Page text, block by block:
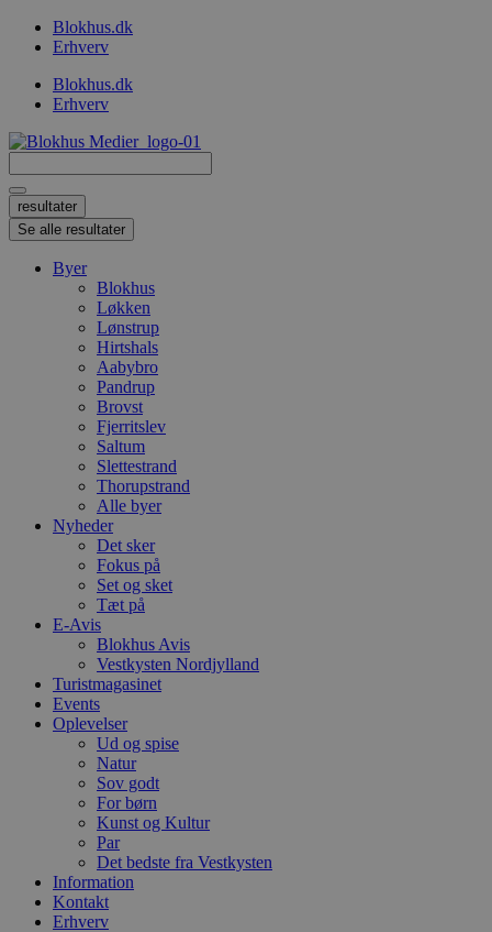
VidereBlokhus.dk
Erhverv
Blokhus.dk
Erhverv
...
resultater
Se alle resultater
Byer
Blokhus
Løkken
Lønstrup
Hirtshals
Aabybro
Pandrup
Brovst
Fjerritslev
Saltum
Slettestrand
Thorupstrand
Alle byer
Nyheder
Det sker
Fokus på
Set og sket
Tæt på
E-Avis
Blokhus Avis
Vestkysten Nordjylland
Turistmagasinet
Events
Oplevelser
Ud og spise
Natur
Sov godt
For børn
Kunst og Kultur
Par
Det bedste fra Vestkysten
Information
Kontakt
Erhverv